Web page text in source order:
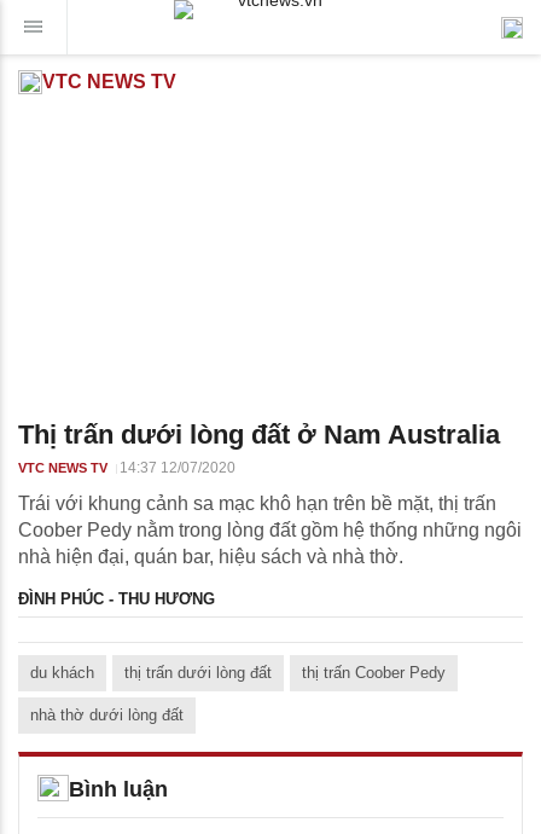
VTC NEWS TV
Thị trấn dưới lòng đất ở Nam Australia
VTC NEWS TV 14:37 12/07/2020
Trái với khung cảnh sa mạc khô hạn trên bề mặt, thị trấn
Coober Pedy nằm trong lòng đất gồm hệ thống những ngôi
nhà hiện đại, quán bar, hiệu sách và nhà thờ.
ĐÌNH PHÚC - THU HƯƠNG
du khách thị trấn dưới lòng đất thị trấn Coober Pedy
nhà thờ dưới lòng đất
Bình luận